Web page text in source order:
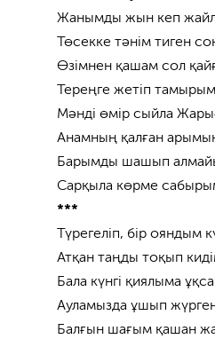
Жанымды жын кеп
Төсекке тәнім тиген
Өзімнен қашам сол
Тереңге жетіп
Мәнді өмір сыйла
Анамның қалған
Барымды шашып
Сарқыла көрме
***
Түрегеліп, бір ояндым
Атқан таңды тоқып
Бала күнгі қиялыма
Ауламызда ұшып
Балғын шағым қашан